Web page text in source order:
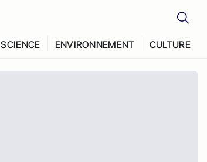
SCIENCE ENVIRONNEMENT CULTURE